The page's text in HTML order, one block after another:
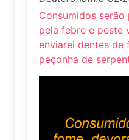
Consumidos
pela febre e peste
enviarei dentes de
peçonha de